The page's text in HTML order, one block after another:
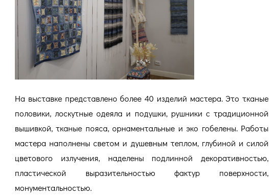
На выставке представлено более 40 изделий мастера. Это тканые
половики, лоскутные одеяла и подушки, рушники с традиционной
вышивкой, тканые пояса, орнаментальные и эко гобелены. Работы
мастера наполнены светом и душевным теплом, глубиной и силой
цветового излучения, наделены подлинной декоративностью,
пластической выразительностью фактур поверхности,
монументальностью.